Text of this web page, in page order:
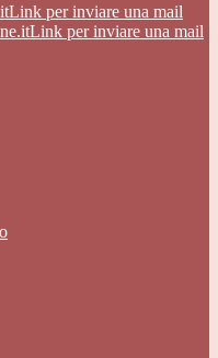
Link per inviare una mail
Link per inviare una mail